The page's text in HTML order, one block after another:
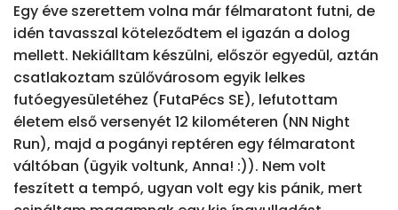
Egy éve szerettem volna már félmaratont futni, de
idén tavasszal köteleződtem el igazán a dolog
mellett. Nekiálltam készülni, először egyedül, aztán
csatlakoztam szülővárosom egyik lelkes
futóegyesületéhez (FutaPécs SE), lefutottam
életem első versenyét 12 kilométeren (NN Night
Run), majd a pogányi reptéren egy félmaratont
váltóban (ügyik voltunk, Anna! :)). Nem volt
feszített a tempó, ugyan volt egy kis pánik, mert